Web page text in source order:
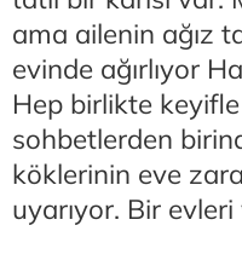
ama ailenin ağız
evinde ağırlıyor
Hep birlikte
sohbetlerden
köklerinin eve
uyarıyor. Bir